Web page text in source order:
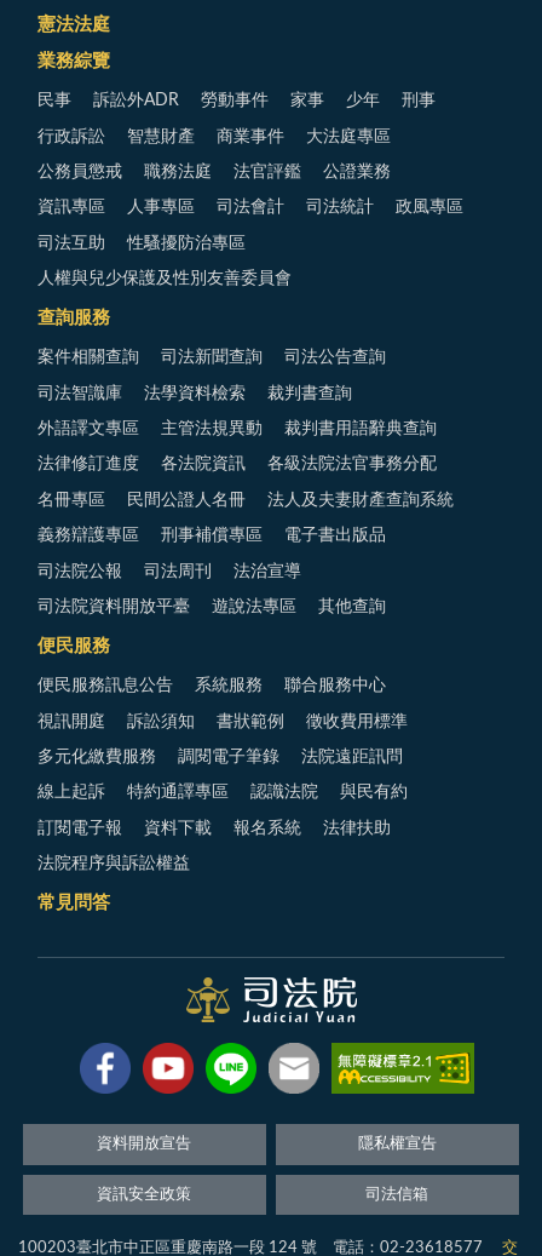
憲法法庭
業務綜覽
民事 訴訟外ADR 勞動事件 家事 少年 刑事
行政訴訟 智慧財產 商業事件 大法庭專區
公務員懲戒 職務法庭 法官評鑑 公證業務
資訊專區 人事專區 司法會計 司法統計 政風專區
司法互助 性騷擾防治專區
人權與兒少保護及性別友善委員會
查詢服務
案件相關查詢 司法新聞查詢 司法公告查詢
司法智識庫 法學資料檢索 裁判書查詢
外語譯文專區 主管法規異動 裁判書用語辭典查詢
法律修訂進度 各法院資訊 各級法院法官事務分配
名冊專區 民間公證人名冊 法人及夫妻財產查詢系統
義務辯護專區 刑事補償專區 電子書出版品
司法院公報 司法周刊 法治宣導
司法院資料開放平臺 遊說法專區 其他查詢
便民服務
便民服務訊息公告 系統服務 聯合服務中心
視訊開庭 訴訟須知 書狀範例 徵收費用標準
多元化繳費服務 調閱電子筆錄 法院遠距訊問
線上起訴 特約通譯專區 認識法院 與民有約
訂閱電子報 資料下載 報名系統 法律扶助
法院程序與訴訟權益
常見問答
資料開放宣告 隱私權宣告
資訊安全政策 司法信箱
100203臺北市中正區重慶南路一段 124 號 電話：02-23618577 交